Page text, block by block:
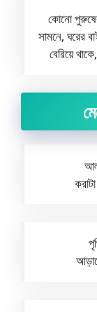
কোনো
সামনে, ঘরের
বেরিয়ে